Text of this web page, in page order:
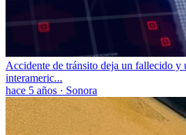
Accidente de tránsito deja un fallecido y
interameric...
hace 5 años · Sonora